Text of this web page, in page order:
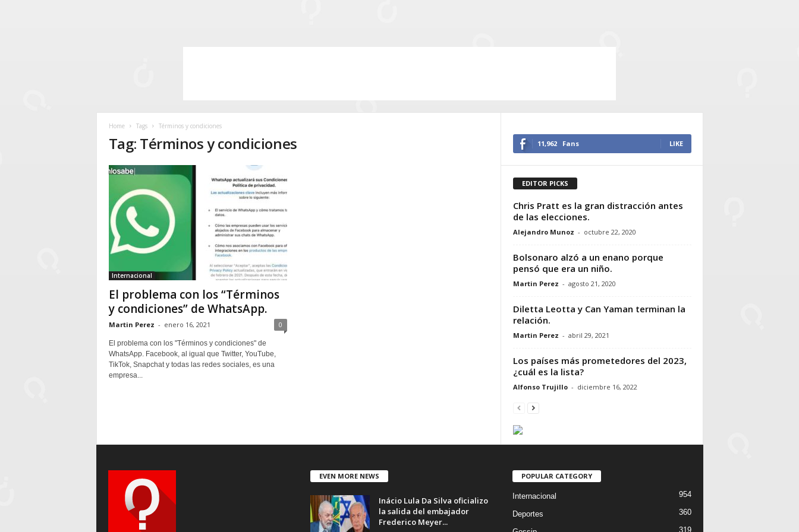
Home Tags Términos y condiciones
Tag: Términos y condiciones
Internacional
El problema con los “Términos
y condiciones” de WhatsApp.
Martin Perez - enero 16, 2021 0
El problema con los "Términos y condiciones" de
WhatsApp. Facebook, al igual que Twitter, YouTube,
TikTok, Snapchat y todas las redes sociales, es una
empresa...
11,962 Fans LIKE
EDITOR PICKS
Chris Pratt es la gran distracción antes
de las elecciones.
Alejandro Munoz - octubre 22, 2020
Bolsonaro alzó a un enano porque
pensó que era un niño.
Martin Perez - agosto 21, 2020
Diletta Leotta y Can Yaman terminan la
relación.
Martin Perez - abril 29, 2021
Los países más prometedores del 2023,
¿cuál es la lista?
Alfonso Trujillo - diciembre 16, 2022
EVEN MORE NEWS
Inácio Lula Da Silva oficializo
la salida del embajador
Frederico Meyer...
POPULAR CATEGORY
Internacional 954
Deportes 360
319